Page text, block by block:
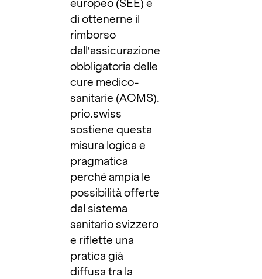
europeo (SEE) e
di ottenerne il
rimborso
dall’assicurazione
obbligatoria delle
cure medico-
sanitarie (AOMS).
prio.swiss
sostiene questa
misura logica e
pragmatica
perché ampia le
possibilità offerte
dal sistema
sanitario svizzero
e riflette una
pratica già
diffusa tra la